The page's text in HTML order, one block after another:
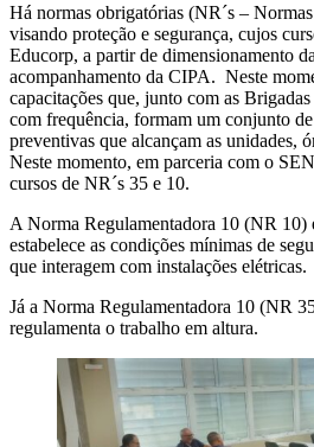
Há normas obrigatórias (NR´s –
visando proteção e segurança, cujos
Educorp, a partir de dimensionamento
acompanhamento da CIPA. Neste
capacitações que, junto com as
com frequência, formam um conjunto
preventivas que alcançam as unidades,
Neste momento, em parceria com o
cursos de NR´s 35 e 10.
A Norma Regulamentadora 10 (NR 10)
estabelece as condições mínimas de
que interagem com instalações elétricas.
Já a Norma Regulamentadora 10 (NR
regulamenta o trabalho em altura.